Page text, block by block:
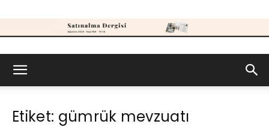
Dergisi
Etiket: gümrük mevzuatı